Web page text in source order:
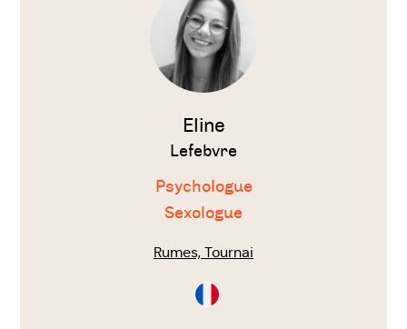
Eline
Lefebvre
Psychologue
Sexologue
Rumes, Tournai
Consultation
en